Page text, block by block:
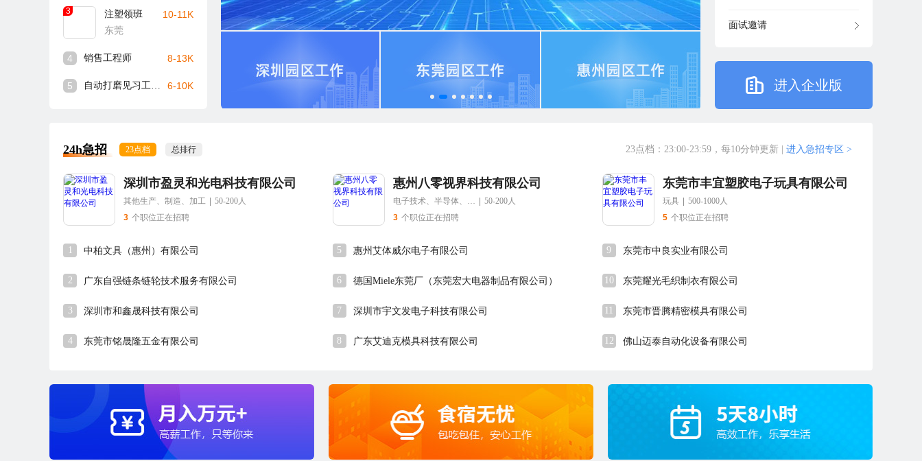
3
注塑领班
东莞
10-11K
4 销售工程师 8-13K
5 自动打磨见习工程师 6-10K
面试邀请
进入企业版
24h急招 23点档 总排行 23点档：23:00-23:59，每10分钟更新 进入急招专区 >
深圳市盈灵和光电科技有限公司
其他生产、制造、加工
50-200人
3 个职位正在招聘
惠州八零视界科技有限公司
电子技术、半导体、集成电路
50-200人
3 个职位正在招聘
东莞市丰宜塑胶电子玩具有限公司
玩具
500-1000人
5 个职位正在招聘
1 中柏文具（惠州）有限公司
2 广东自强链条链轮技术服务有限公司
3 深圳市和鑫晟科技有限公司
4 东莞市铭晟隆五金有限公司
5 惠州艾体威尔电子有限公司
6 德国Miele东莞厂（东莞宏大电器制品有限公司）
7 深圳市宇文发电子科技有限公司
8 广东艾迪克模具科技有限公司
9 东莞市中良实业有限公司
10 东莞耀光毛织制衣有限公司
11 东莞市晋腾精密模具有限公司
12 佛山迈泰自动化设备有限公司